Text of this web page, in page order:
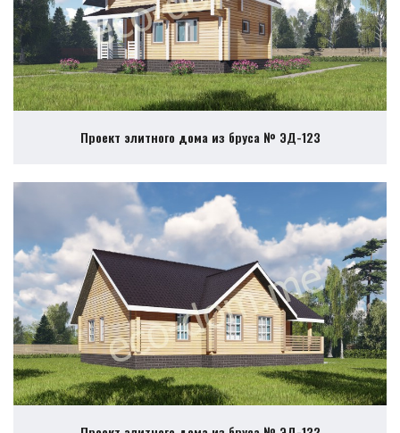
Проект элитного дома из бруса № ЭД-123